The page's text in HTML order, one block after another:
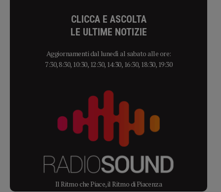
CLICCA E ASCOLTA
LE ULTIME NOTIZIE
Aggiornamenti dal lunedì al sabato alle ore:
7:30, 8:30, 10:30, 12:30, 14:30, 16:30, 18:30, 19:30
Il Ritmo che Piace, il Ritmo di Piacenza